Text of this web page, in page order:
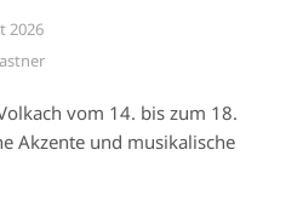
2026
vom 14. bis zum 18.
Akzente und musikalische